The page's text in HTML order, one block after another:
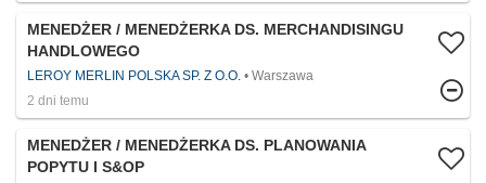
MENEDŻER / MENEDŻERKA DS. MERCHANDISINGU
HANDLOWEGO
LEROY MERLIN POLSKA SP. Z O.O.
Warszawa
2 dni temu
MENEDŻER / MENEDŻERKA DS. PLANOWANIA
POPYTU I S&OP